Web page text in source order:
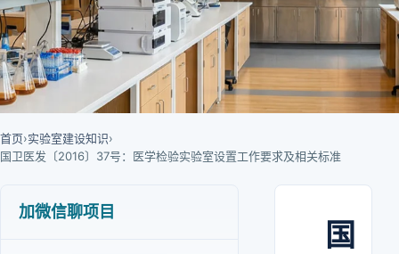
首页›实验室建设知识›
国卫医发〔2016〕37号：医学检验实验室设置工作要求及相关标准
加微信聊项目
国